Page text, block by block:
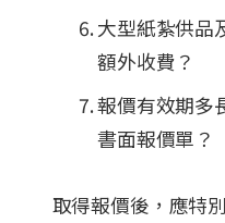
大型紙紮供品
額外收費？
報價有效期多
書面報價單？
取得報價後，應特